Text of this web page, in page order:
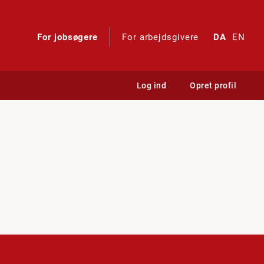
For jobsøgere For arbejdsgivere DA EN
Log ind Opret profil